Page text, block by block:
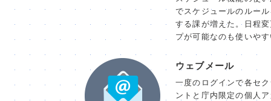
でスケジュールのルー
する課が増えた。日程
プが可能なのも使いや
ウェブメール
一度のログインで各セ
ントと庁内限定の個人